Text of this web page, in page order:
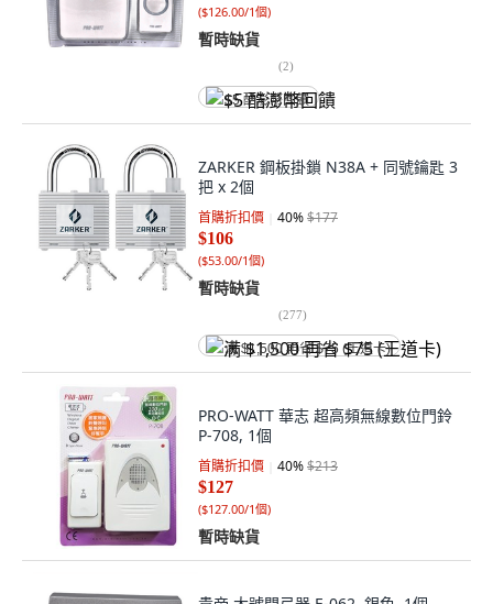
($126.00/1個)
暫時缺貨
(2)
$5 酷澎幣回饋
ZARKER 鋼板掛鎖 N38A + 同號鑰匙 3
把 x 2個
首購折扣價 40%$177
$106
($53.00/1個)
暫時缺貨
(277)
满 $1,500 再省 $75 (王道卡)
PRO-WATT 華志 超高頻無線數位門鈴
P-708, 1個
首購折扣價 40%$213
$127
($127.00/1個)
暫時缺貨